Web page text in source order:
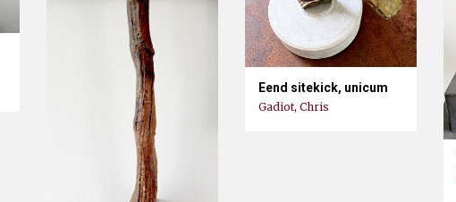
Eend sitekick, unicum
Gadiot, Chris